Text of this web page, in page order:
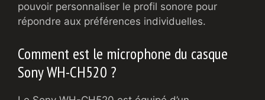
pouvoir personnaliser le profil sonore pour
répondre aux préférences individuelles.
Comment est le microphone du casque
Sony WH-CH520 ?